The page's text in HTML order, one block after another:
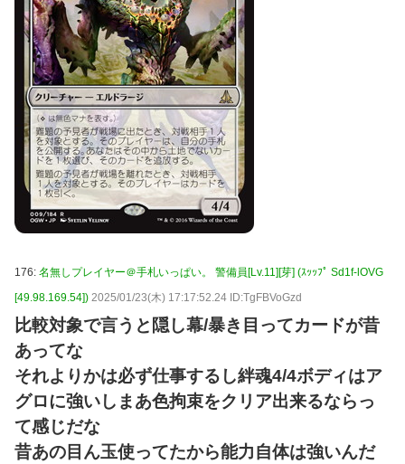
176: 名無しプレイヤー＠手札いっぱい。 警備員[Lv.11][芽] (ｽｯｯﾌﾟ Sd1f-lOVG
[49.98.169.54]) 2025/01/23(木) 17:17:52.24 ID:TgFBVoGzd
比較対象で言うと隠し幕/暴き目ってカードが昔
あってな
それよりかは必ず仕事するし絆魂4/4ボディはア
グロに強いしまあ色拘束をクリア出来るならっ
て感じだな
昔あの目ん玉使ってたから能力自体は強いんだ